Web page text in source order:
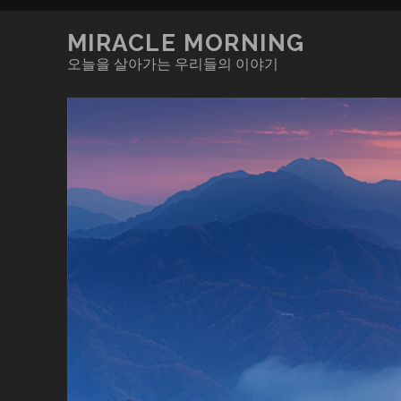
MIRACLE MORNING
오늘을 살아가는 우리들의 이야기